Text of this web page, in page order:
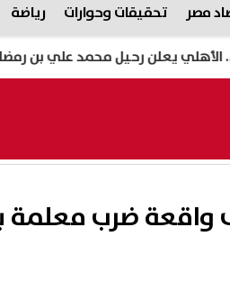
مصر تحقيقات وحوارات رياضة
رحيل محمد علي بن رمضان في
واقعة ضرب معلمة